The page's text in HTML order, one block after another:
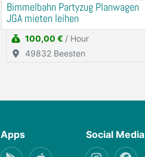
Bimmelbahn Partyzug Planwagen
JGA mieten leihen
100,00 € / Hour
49832 Beesten
Apps Social Media